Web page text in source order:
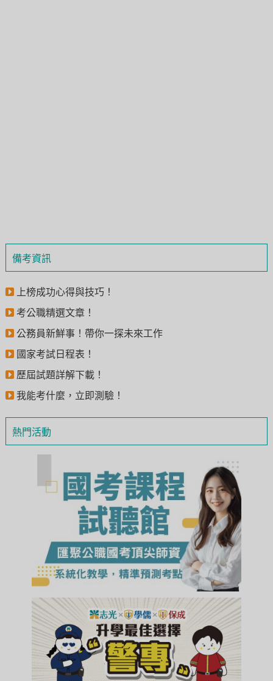
備考資訊
上榜成功心得與技巧！
考公職精選文章！
公務員新鮮事！帶你一探未來工作
國家考試日程表！
歷屆試題詳解下載！
我能考什麼，立即測驗！
熱門活動